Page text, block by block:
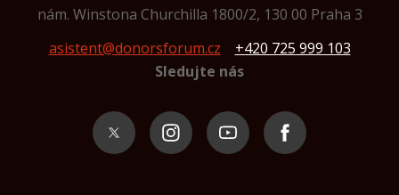
nám. Winstona Churchilla 1800/2, 130 00 Praha 3
asistent@donorsforum.cz
+420 725 999 103
Sledujte nás